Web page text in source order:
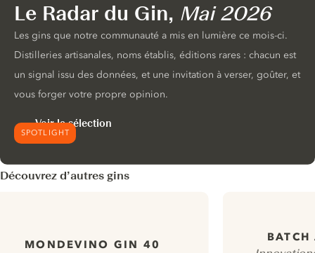
SPOTLIGHT
Le Radar du Gin, Mai 2026
Les gins que notre communauté a mis en lumière ce mois-ci.
Distilleries artisanales, noms établis, éditions rares : chacun est
un signal issu des données, et une invitation à verser, goûter, et
vous forger votre propre opinion.
Voir la sélection
Découvrez d’autres gins
MONDEVINO GIN 40